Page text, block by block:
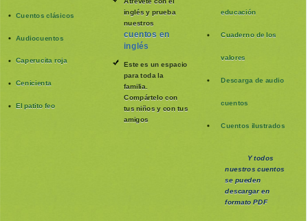
Cuentos clásicos
Audiocuentos
Caperucita roja
Cenicienta
El patito feo
inglés y prueba
nuestros
cuentos en
inglés
Este es un espacio
para toda la
familia
Compártelo con
tus niños y con tus
amigos
educación
Cuaderno de los
valores
Descarga de audio
cuentos
Cuentos ilustrados
Y todos
nuestros cuentos
se pueden
descargar en
formato PDF